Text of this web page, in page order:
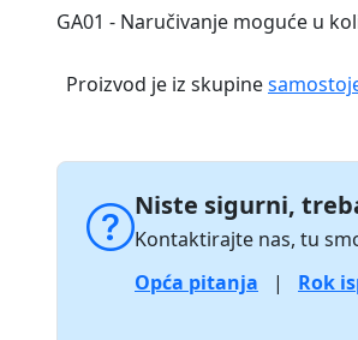
GA01 - Naručivanje moguće u
Proizvod je iz skupine
Niste sigurni,
Kontaktirajte nas, tu
Opća pitanja
| Rok